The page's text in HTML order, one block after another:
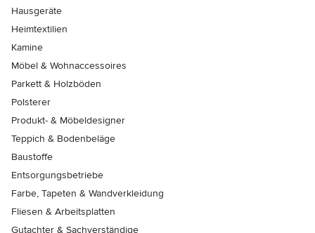
Hausgeräte
Heimtextilien
Kamine
Möbel & Wohnaccessoires
Parkett & Holzböden
Polsterer
Produkt- & Möbeldesigner
Teppich & Bodenbeläge
Baustoffe
Entsorgungsbetriebe
Farbe, Tapeten & Wandverkleidung
Fliesen & Arbeitsplatten
Gutachter & Sachverständige